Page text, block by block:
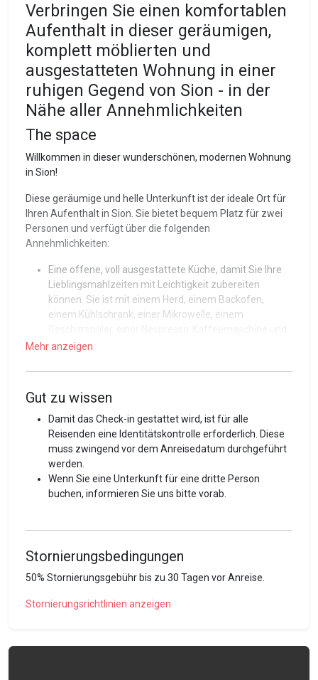
Verbringen Sie einen komfortablen
Aufenthalt in dieser geräumigen,
komplett möblierten und
ausgestatteten Wohnung in einer
ruhigen Gegend von Sion - in der
Nähe aller Annehmlichkeiten
The space
Willkommen in dieser wunderschönen, modernen Wohnung
in Sion!
Diese geräumige und helle Unterkunft ist der ideale Ort für
Ihren Aufenthalt in Sion. Sie bietet bequem Platz für zwei
Personen und verfügt über die folgenden
Annehmlichkeiten:
Eine offene, voll ausgestattete Küche, damit Sie Ihre
Lieblingsmahlzeiten mit Leichtigkeit zubereiten
können. Sie ist mit einem Herd, einem Backofen,
einem Kühlschrank, einer Mikrowelle, einem
allen notwendigen Küchenutensilien ausgestattet.
guten Schlaf.
Praktische Stauräume, um Ihre Sachen zu verstauen
und den Raum gut organisiert zu halten.
Ein Wohnzimmer mit einem bequemen Sofa und
einem Flachbildfernseher. Der perfekte Ort, um sich
nach einem langen Tag zu entspannen.
Ein modernes Badezimmer mit einer Dusche, einer
Waschmaschine und einem Trockner für Ihren
Komfort.
Ob Sie nun auf Geschäftsreise sind, einen romantischen
Ausflug machen oder auf einer touristischen
um Ihre Koffer abzustellen.
Mehr anzeigen
Gut zu wissen
Damit das Check-in gestattet wird, ist für alle
Reisenden eine Identitätskontrolle erforderlich. Diese
muss zwingend vor dem Anreisedatum durchgeführt
werden.
Wenn Sie eine Unterkunft für eine dritte Person
buchen, informieren Sie uns bitte vorab.
Stornierungsbedingungen
50% Stornierungsgebühr bis zu 30 Tagen vor Anreise.
Stornierungsrichtlinien anzeigen